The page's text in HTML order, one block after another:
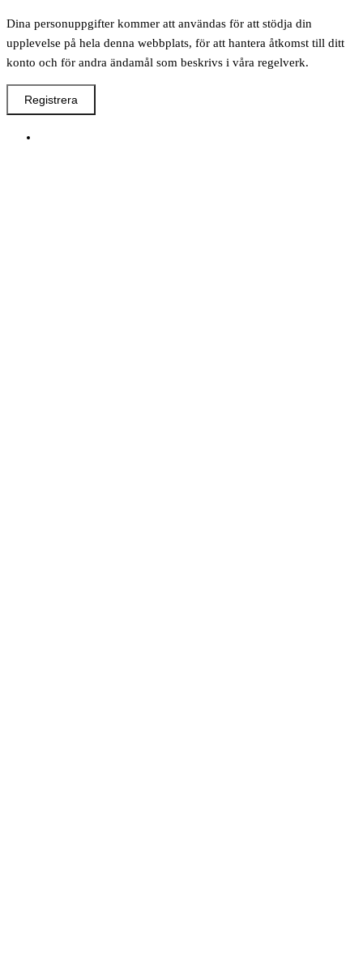
Dina personuppgifter kommer att användas för att stödja din
upplevelse på hela denna webbplats, för att hantera åtkomst till ditt
konto och för andra ändamål som beskrivs i våra regelverk.
Registrera